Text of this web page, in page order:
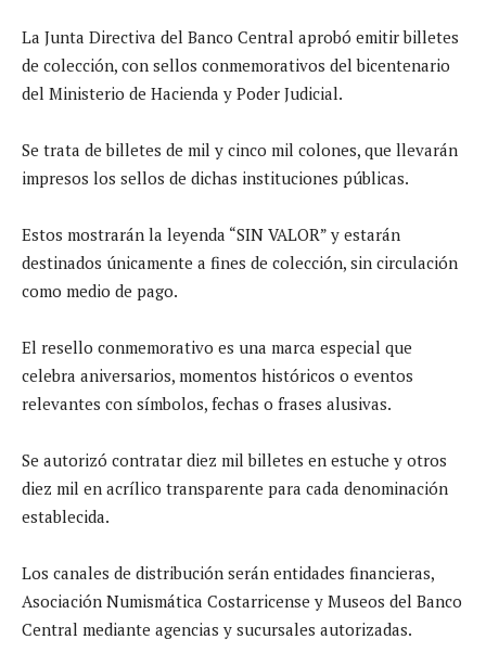
La Junta Directiva del Banco Central aprobó emitir billetes
de colección, con sellos conmemorativos del bicentenario
del Ministerio de Hacienda y Poder Judicial.
Se trata de billetes de mil y cinco mil colones, que llevarán
impresos los sellos de dichas instituciones públicas.
Estos mostrarán la leyenda “SIN VALOR” y estarán
destinados únicamente a fines de colección, sin circulación
como medio de pago.
El resello conmemorativo es una marca especial que
celebra aniversarios, momentos históricos o eventos
relevantes con símbolos, fechas o frases alusivas.
Se autorizó contratar diez mil billetes en estuche y otros
diez mil en acrílico transparente para cada denominación
establecida.
Los canales de distribución serán entidades financieras,
Asociación Numismática Costarricense y Museos del Banco
Central mediante agencias y sucursales autorizadas.